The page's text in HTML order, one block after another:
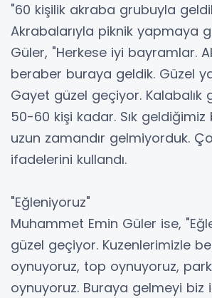
"60 kişilik akraba grubuyla
Akrabalarıyla piknik yapmaya
Güler, "Herkese iyi bayramlar.
beraber buraya geldik. Güzel
Gayet güzel geçiyor. Kalabalık
50-60 kişi kadar. Sık
uzun zamandır gelmiyorduk.
ifadelerini kullandı.
"Eğleniyoruz"
Muhammet Emin Güler ise,
güzel geçiyor. Kuzenlerimizle
oynuyoruz, top oynuyoruz,
oynuyoruz. Buraya gelmeyi biz